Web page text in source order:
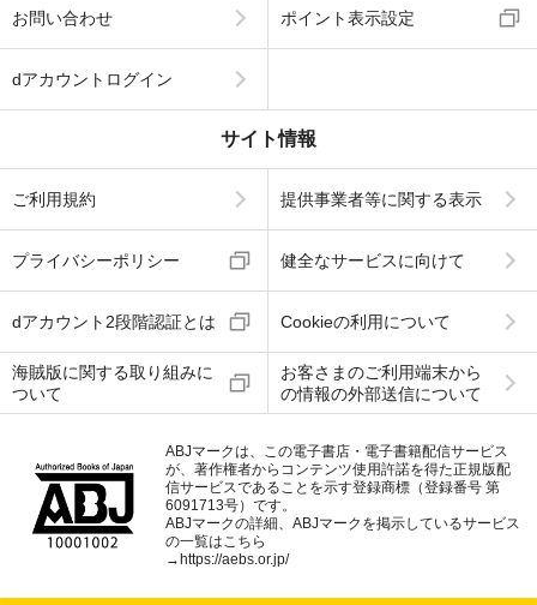
お問い合わせ ポイント表示設定
dアカウントログイン
サイト情報
ご利用規約 提供事業者等に関する表示
プライバシーポリシー 健全なサービスに向けて
dアカウント2段階認証とは Cookieの利用について
海賊版に関する取り組みに
ついて
お客さまのご利用端末から
の情報の外部送信について
ABJマークは、この電子書店・電子書籍配信サービス
が、著作権者からコンテンツ使用許諾を得た正規版配
信サービスであることを示す登録商標（登録番号 第
6091713号）です。
ABJマークの詳細、ABJマークを掲示しているサービス
の一覧はこちら
→https://aebs.or.jp/